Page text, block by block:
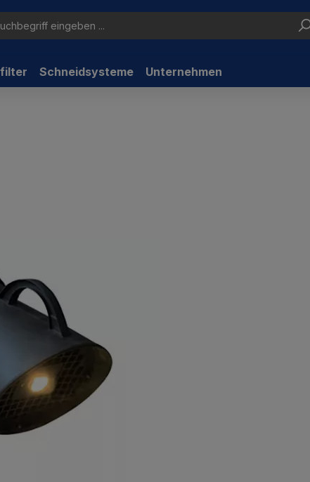
Schneidsysteme Unternehmen